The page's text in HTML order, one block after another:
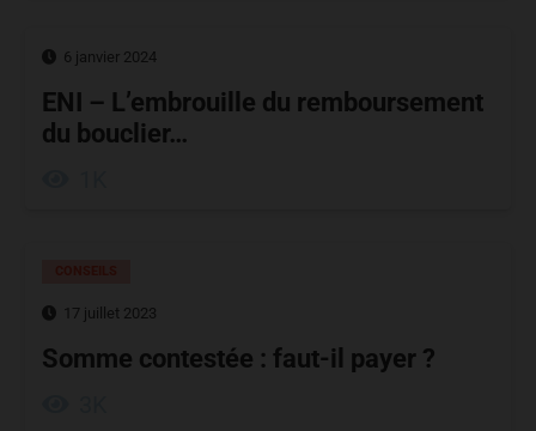
6 janvier 2024
ENI – L’embrouille du remboursement
du bouclier…
17 juillet 2023
Somme contestée : faut-il payer ?